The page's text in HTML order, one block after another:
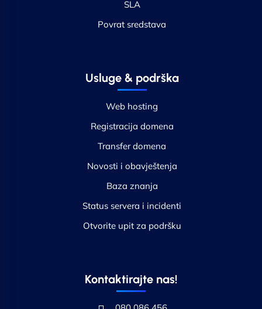
SLA
Povrat sredstava
Usluge & podrška
Web hosting
Registracija domena
Transfer domena
Novosti i obavještenja
Baza znanja
Status servera i incidenti
Otvorite upit za podršku
Kontaktirajte nas!